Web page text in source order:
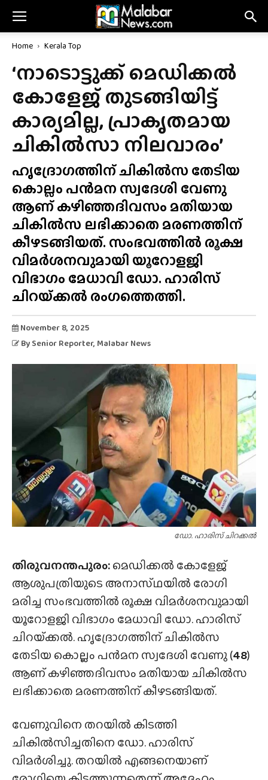
Home Kerala Top
‘നാടൊട്ടുക്ക് മെഡിക്കൽ
കോളേജ് തുടങ്ങിയിട്ട്
കാര്യമില്ല, പ്രാകൃതമായ
ചികിൽസാ നിലവാരം’
ഹൃദ്രോഗത്തിന് ചികിൽസ തേടിയ
കൊല്ലം പൻമന സ്വദേശി വേണു
ആണ് കഴിഞ്ഞദിവസം മതിയായ
ചികിൽസ ലഭിക്കാതെ മരണത്തിന്
കീഴടങ്ങിയത്. സംഭവത്തിൽ രൂക്ഷ
വിമർശനവുമായി യൂറോളജി
വിഭാഗം മേധാവി ഡോ. ഹാരിസ്
ചിറയ്‌ക്കൽ രംഗത്തെത്തി.
November 8, 2025
By Senior Reporter, Malabar News
ഡോ. ഹാരിസ് ചിറക്കൽ
തിരുവനന്തപുരം:മെഡിക്കൽ കോളേജ്
ആശുപത്രിയുടെ അനാസ്‌ഥയിൽ രോഗി
മരിച്ച സംഭവത്തിൽ രൂക്ഷ വിമർശനവുമായി
യൂറോളജി വിഭാഗം മേധാവി ഡോ. ഹാരിസ്
ചിറയ്‌ക്കൽ. ഹൃദ്രോഗത്തിന് ചികിൽസ
തേടിയ കൊല്ലം പൻമന സ്വദേശി വേണു (48)
ആണ് കഴിഞ്ഞദിവസം മതിയായ ചികിൽസ
ലഭിക്കാതെ മരണത്തിന് കീഴടങ്ങിയത്.
വേണുവിനെ തറയിൽ കിടത്തി
ചികിൽസിച്ചതിനെ ഡോ. ഹാരിസ്
വിമർശിച്ചു. തറയിൽ എങ്ങനെയാണ്